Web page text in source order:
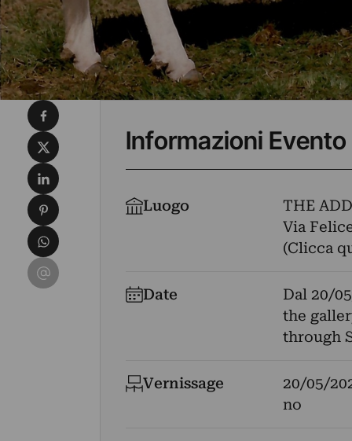
Informazioni Evento
Luogo
THE
Via
(Clicca
Date Dal 20/
the
through
Vernissage
20/05/
no
Condividi su Facebook
Condividi su X
Condividi su LinkedIn
Condividi su Pinterest
Condividi su WhatsApp
Condividi su Email